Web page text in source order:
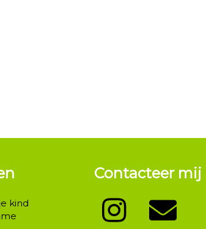
kind
Contacteer mij